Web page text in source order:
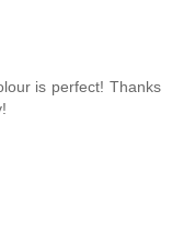
is perfect! Thanks